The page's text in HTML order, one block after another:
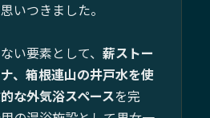
いつきました。
い要素として、 薪ストー
、箱根連山の井戸水を使
な外気浴スペースを完